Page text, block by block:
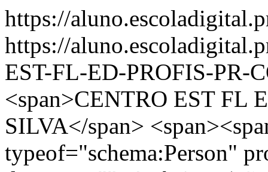
https://
https://
EST-FL-ED-PROFIS-PR-
<span>CENTRO EST FL
SILVA</span>
typeof="schema:Person"